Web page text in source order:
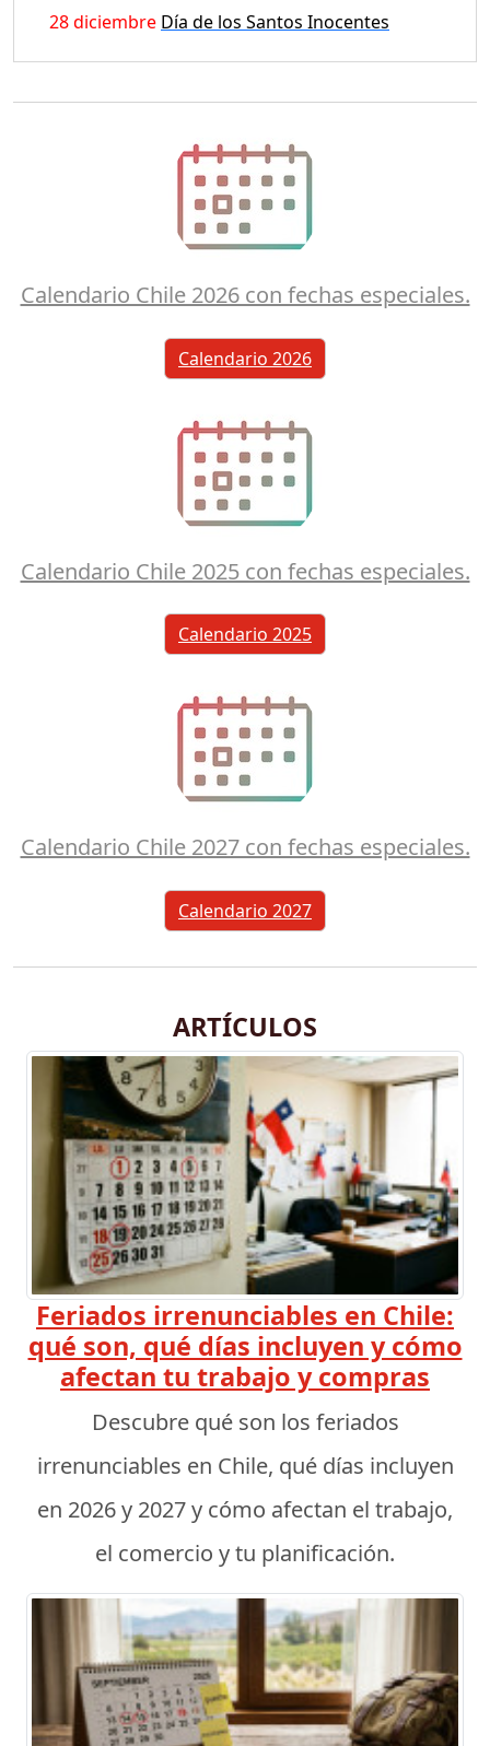
28 diciembre Día de los Santos Inocentes
Calendario Chile 2026 con fechas especiales.
Calendario 2026
Calendario Chile 2025 con fechas especiales.
Calendario 2025
Calendario Chile 2027 con fechas especiales.
Calendario 2027
ARTÍCULOS
Feriados irrenunciables en Chile:
qué son, qué días incluyen y cómo
afectan tu trabajo y compras
Descubre qué son los feriados
irrenunciables en Chile, qué días incluyen
en 2026 y 2027 y cómo afectan el trabajo,
el comercio y tu planificación.